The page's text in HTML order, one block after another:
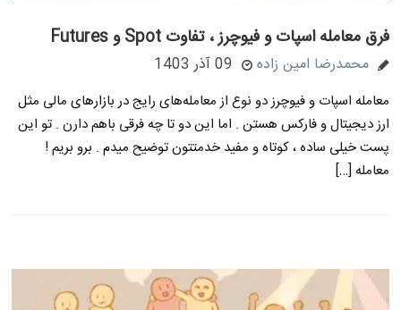
فرق معامله اسپات و فیوچرز ، تفاوت Spot و Futures
محمدرضا امین زاده 09 آذر 1403
معامله اسپات و فیوچرز دو نوع از معامله‌های رایج در بازارهای مالی مثل
ارز دیجیتال و فارکس هستن . اما این دو تا چه فرقی باهم دارن . تو این
پست خیلی ساده ، کوتاه و مفید خدمتتون توضیح میدم . برو بریم !
معامله […]